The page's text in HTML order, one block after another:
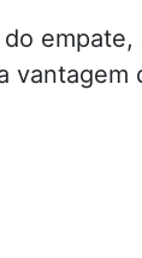
empate,
vantagem